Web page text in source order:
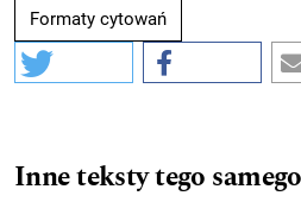
Formaty cytowań
Inne teksty tego